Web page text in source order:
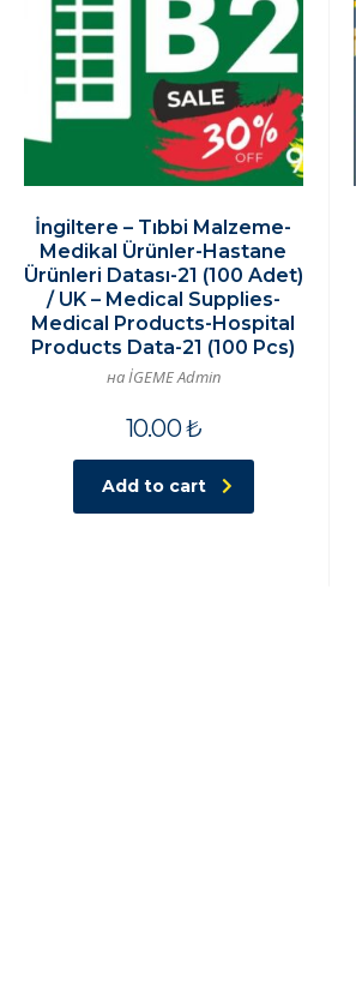
İngiltere – Tıbbi Malzeme-
Medikal Ürünler-Hastane
Ürünleri Datası-21 (100 Adet)
/ UK – Medical Supplies-
Medical Products-Hospital
Products Data-21 (100 Pcs)
на İGEME Admin
10.00₺
Add to cart